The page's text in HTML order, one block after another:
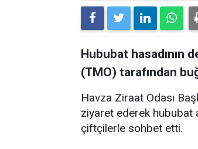
Hububat hasadının
(TMO) tarafından
Havza Ziraat Odası
ziyaret ederek hububat
çiftçilerle sohbet etti.